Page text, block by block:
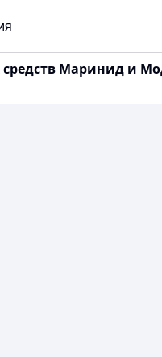
Маринид и